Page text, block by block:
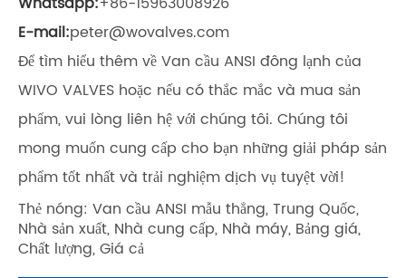
E-mail:peter@wovalves.com
Để tìm hiểu thêm về Van cầu ANSI đông lạnh của
WIVO VALVES hoặc nếu có thắc mắc và mua sản
phẩm, vui lòng liên hệ với chúng tôi. Chúng tôi
mong muốn cung cấp cho bạn những giải pháp sản
phẩm tốt nhất và trải nghiệm dịch vụ tuyệt vời!
Thẻ nóng: Van cầu ANSI mẫu thẳng, Trung Quốc,
Nhà sản xuất, Nhà cung cấp, Nhà máy, Bảng giá,
Chất lượng, Giá cả